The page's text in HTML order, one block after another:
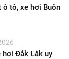
ô tô, xe hơi Buôn
hơi Đắk Lắk uy